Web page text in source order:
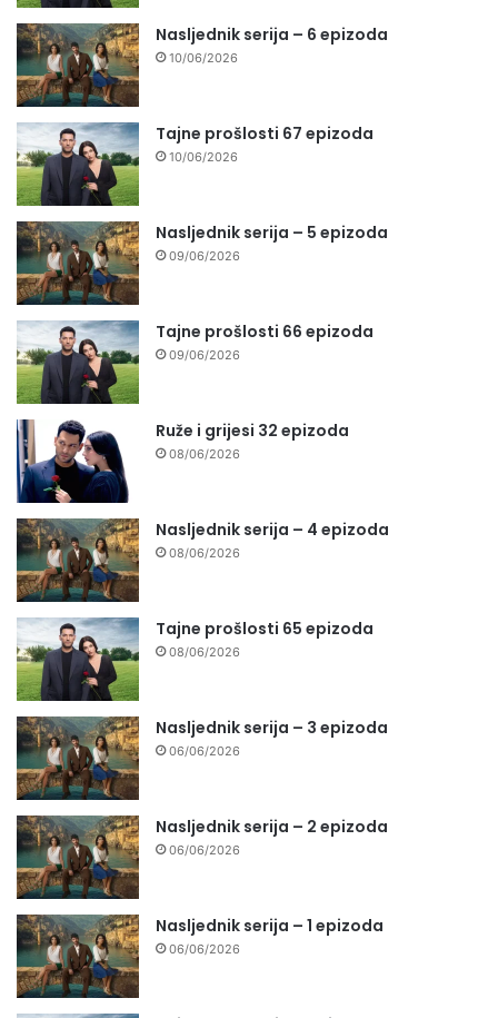
Nasljednik serija – 6 epizoda
10/06/2026
Tajne prošlosti 67 epizoda
10/06/2026
Nasljednik serija – 5 epizoda
09/06/2026
Tajne prošlosti 66 epizoda
09/06/2026
Ruže i grijesi 32 epizoda
08/06/2026
Nasljednik serija – 4 epizoda
08/06/2026
Tajne prošlosti 65 epizoda
08/06/2026
Nasljednik serija – 3 epizoda
06/06/2026
Nasljednik serija – 2 epizoda
06/06/2026
Nasljednik serija – 1 epizoda
06/06/2026